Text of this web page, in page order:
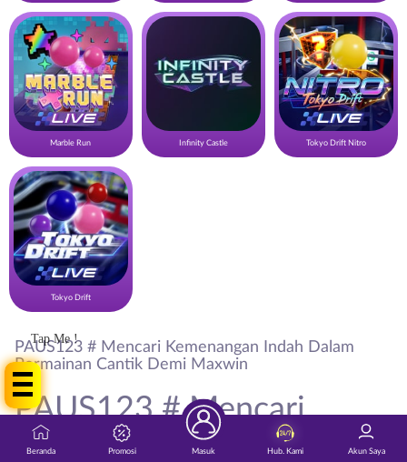
Tap Me !
Marble Run Infinity Castle Tokyo Drift Nitro
Tokyo Drift
PAUS123 # Mencari Kemenangan Indah Dalam
Permainan Cantik Demi Maxwin
PAUS123 # Mencari
Kemenangan Indah Dalam
Beranda Promosi Masuk Hub. Kami Akun Saya